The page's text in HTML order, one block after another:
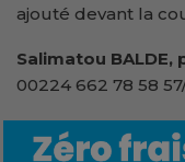
ajouté devant la
Salimatou BALDE,
00224 662 78 58